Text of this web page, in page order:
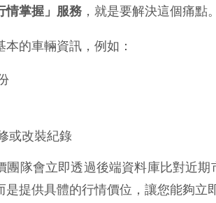
情掌握」服務 ，就是要解決這個痛點。
的車輛資訊，例如：
或改裝紀錄
團隊會立即透過後端資料庫比對近
是提供具體的行情價位，讓您能夠立